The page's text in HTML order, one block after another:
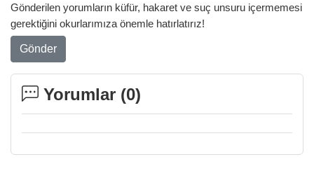
Gönderilen yorumların küfür, hakaret ve suç unsuru içermemesi
gerektiğini okurlarımıza önemle hatırlatırız!
Gönder
Yorumlar (0)